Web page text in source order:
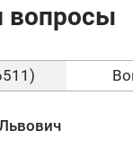
вопросы